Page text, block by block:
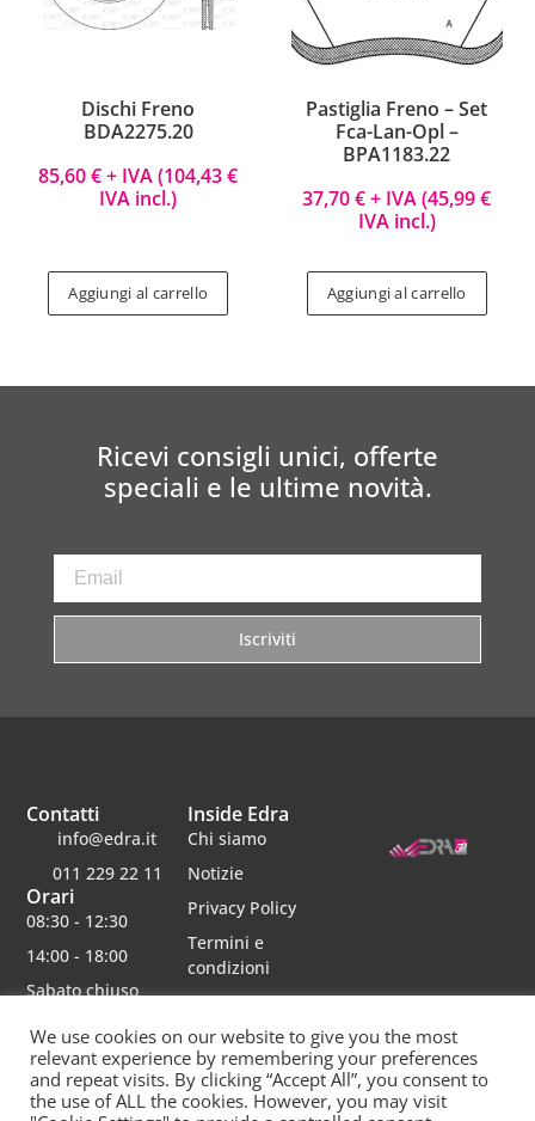
Dischi Freno
BDA2275.20
85,60€+ IVA (104,43€
IVA incl.)
Aggiungi al carrello
Pastiglia Freno – Set
Fca-Lan-Opl –
BPA1183.22
37,70€+ IVA (45,99€
IVA incl.)
Aggiungi al carrello
Ricevi consigli unici, offerte
speciali e le ultime novità.
Iscriviti
Inside Edra
Chi siamo
Notizie
Privacy Policy
Termini e
condizioni
Lavora con noi
Contatti
info@edra.it
011 229 22 11
Orari
08:30 - 12:30
14:00 - 18:00
Sabato chiuso
Edra srl | Via schiaparelli 16 | 10148 torino | p.iva 06482750012 | Capitale Sociale 30000 interamente
We use cookies on our website to give you the most
relevant experience by remembering your preferences
and repeat visits. By clicking “Accept All”, you consent to
the use of ALL the cookies. However, you may visit